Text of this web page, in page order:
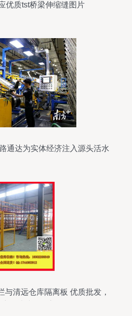
优质tst桥梁伸缩缝图片
通达为实体经济注入源头活水
与清远仓库隔离板 优质批发，